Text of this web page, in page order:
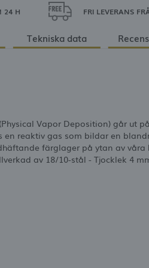
24 H FRI LEVERANS
Tekniska data
Vapor Deposition) går ut
en reaktiv gas som bildar en
färglager på ytan av
av 18/10-stål - Tjocklek 4